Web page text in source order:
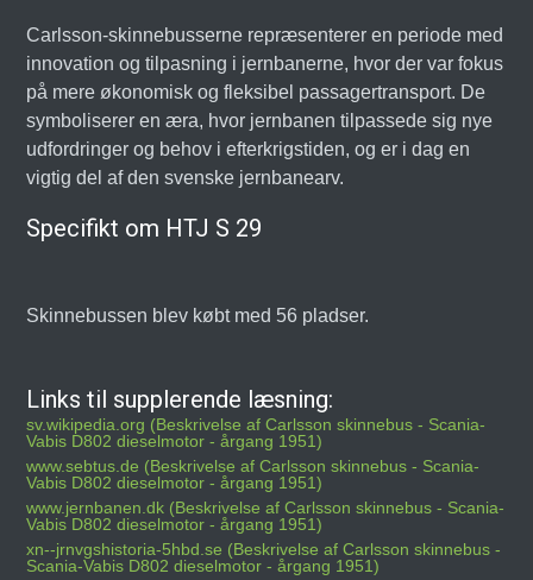
Carlsson-skinnebusserne repræsenterer en periode med
innovation og tilpasning i jernbanerne, hvor der var fokus
på mere økonomisk og fleksibel passagertransport. De
symboliserer en æra, hvor jernbanen tilpassede sig nye
udfordringer og behov i efterkrigstiden, og er i dag en
vigtig del af den svenske jernbanearv.
Specifikt om HTJ S 29
Skinnebussen blev købt med 56 pladser.
Links til supplerende læsning:
sv.wikipedia.org (Beskrivelse af Carlsson skinnebus - Scania-
Vabis D802 dieselmotor - årgang 1951)
www.sebtus.de (Beskrivelse af Carlsson skinnebus - Scania-
Vabis D802 dieselmotor - årgang 1951)
www.jernbanen.dk (Beskrivelse af Carlsson skinnebus - Scania-
Vabis D802 dieselmotor - årgang 1951)
xn--jrnvgshistoria-5hbd.se (Beskrivelse af Carlsson skinnebus -
Scania-Vabis D802 dieselmotor - årgang 1951)